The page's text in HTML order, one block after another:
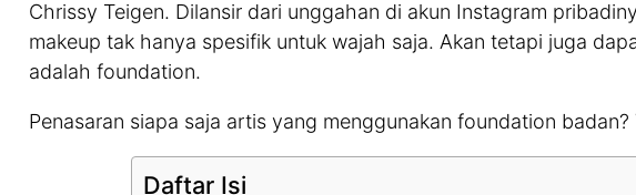
Chrissy Teigen. Dilansir dari unggahan di akun Instagram
makeup tak hanya spesifik untuk wajah saja. Akan tetapi juga
adalah foundation.
Penasaran siapa saja artis yang menggunakan foundation badan?
Daftar Isi